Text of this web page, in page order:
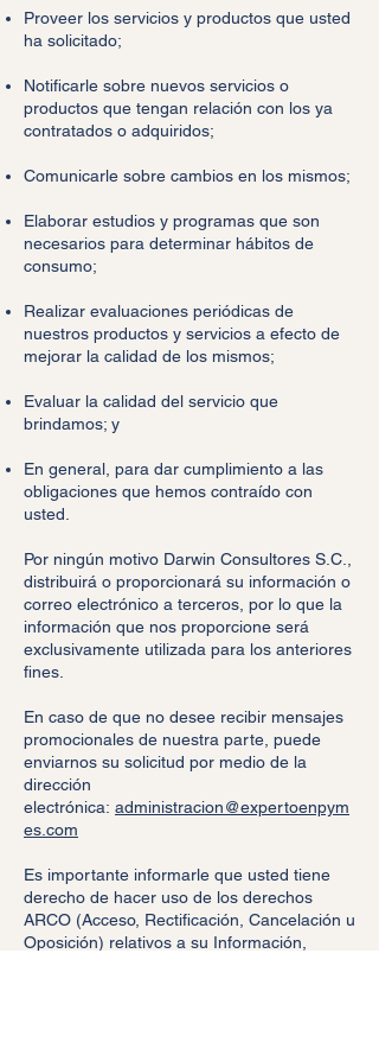
Proveer los servicios y productos que usted
ha solicitado;
Notificarle sobre nuevos servicios o
productos que tengan relación con los ya
contratados o adquiridos;
Comunicarle sobre cambios en los mismos;
Elaborar estudios y programas que son
necesarios para determinar hábitos de
consumo;
Realizar evaluaciones periódicas de
nuestros productos y servicios a efecto de
mejorar la calidad de los mismos;
Evaluar la calidad del servicio que
brindamos; y
En general, para dar cumplimiento a las
obligaciones que hemos contraído con
usted.
Por ningún motivo Darwin Consultores S.C.,
distribuirá o proporcionará su información o
correo electrónico a terceros, por lo que la
información que nos proporcione será
exclusivamente utilizada para los anteriores
fines.
En caso de que no desee recibir mensajes
promocionales de nuestra parte, puede
enviarnos su solicitud por medio de la
dirección
electrónica: administracion@expertoenpym
es.com
Es importante informarle que usted tiene
derecho de hacer uso de los derechos
ARCO (Acceso, Rectificación, Cancelación u
Oposición) relativos a su Información,